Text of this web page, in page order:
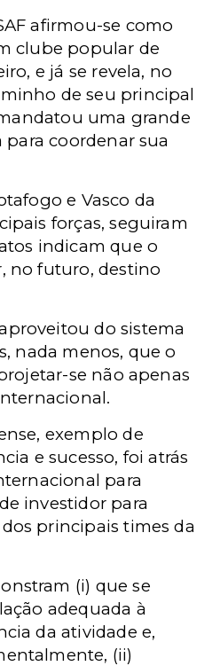
afirmou-se como
clube popular de
e já se revela, no
de seu principal
uma grande
coordenar sua
e Vasco da
forças, seguiram
indicam que o
no futuro, destino
do sistema
nada menos, que o
se não apenas
exemplo de
e sucesso, foi atrás
para
investidor para
principais times da
(i) que se
adequada à
da atividade e,
(ii)